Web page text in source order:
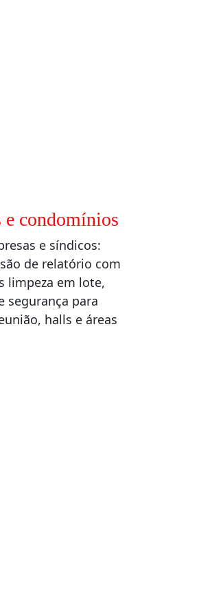
e condomínios
e síndicos:
de relatório com
limpeza em lote,
segurança para
halls e áreas